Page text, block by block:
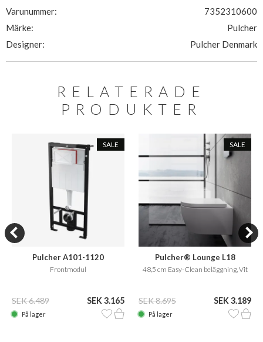
Varunummer:
7352310600
Märke:
Pulcher
Designer:
Pulcher Denmark
RELATERADE
PRODUKTER
SALE
Pulcher A101-1120
Frontmodul
SEK 6.489 SEK 3.165
På lager
SALE
Pulcher® Lounge L18
48,5 cm Easy-Clean beläggning, Vit
SEK 8.695 SEK 3.189
På lager